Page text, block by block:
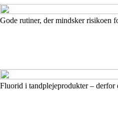
Gode rutiner, der mindsker risikoen
Fluorid i tandplejeprodukter – derfor